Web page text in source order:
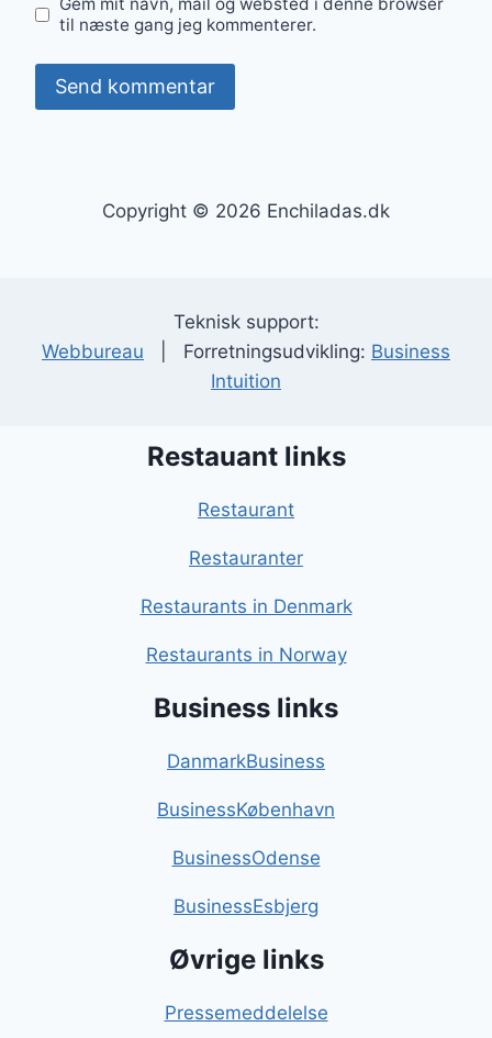
til næste gang jeg kommenterer.
Copyright © 2026 Enchiladas.dk
Teknisk support:
Webbureau | Forretningsudvikling: Business
Intuition
Restauant links
Restaurant
Restauranter
Restaurants in Denmark
Restaurants in Norway
Business links
DanmarkBusiness
BusinessKøbenhavn
BusinessOdense
BusinessEsbjerg
Øvrige links
Pressemeddelelse